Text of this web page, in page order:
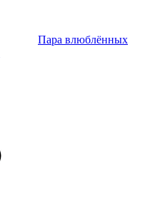
Пара влюблённых